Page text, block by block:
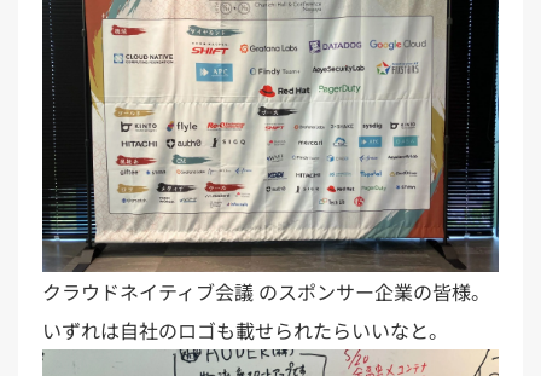
クラウドネイティブ会議 のスポンサー企業の皆様。
いずれは自社のロゴも載せられたらいいなと。